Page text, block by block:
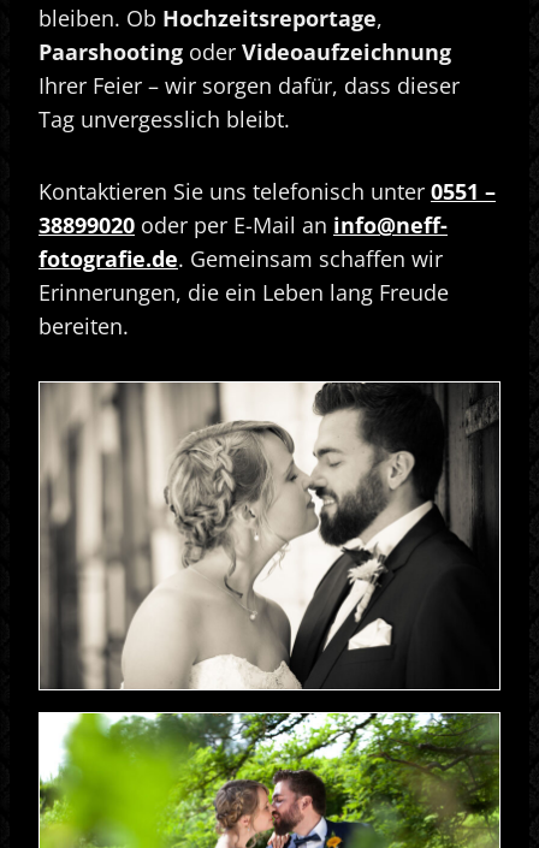
bleiben. Ob Hochzeitsreportage,
Paarshooting oder Videoaufzeichnung
Ihrer Feier – wir sorgen dafür, dass dieser
Tag unvergesslich bleibt.
Kontaktieren Sie uns telefonisch unter 0551 –
38899020 oder per E-Mail an info@neff-
fotografie.de. Gemeinsam schaffen wir
Erinnerungen, die ein Leben lang Freude
bereiten.